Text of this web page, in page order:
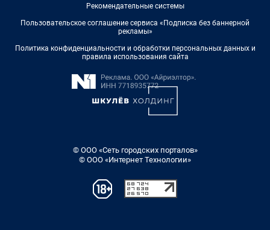
Рекомендательные системы
Пользовательское соглашение сервиса «Подписка без баннерной
рекламы»
Политика конфиденциальности и обработки персональных данных и
правила использования сайта
© ООО «Сеть городских порталов»
© ООО «Интернет Технологии»